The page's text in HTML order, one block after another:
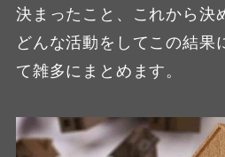
決まったこと、これから決
どんな活動をしてこの結果
て雑多にまとめます。